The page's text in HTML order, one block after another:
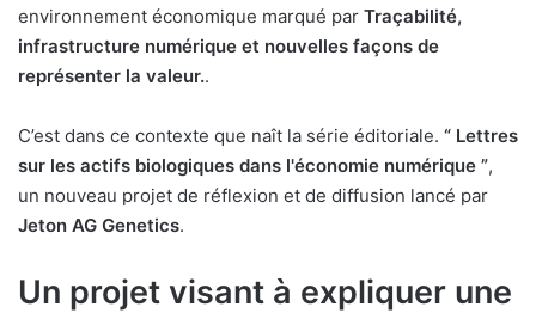
environnement économique marqué par Traçabilité,
infrastructure numérique et nouvelles façons de
représenter la valeur..
C’est dans ce contexte que naît la série éditoriale. “ Lettres
sur les actifs biologiques dans l'économie numérique ”,
un nouveau projet de réflexion et de diffusion lancé par
Jeton AG Genetics.
Un projet visant à expliquer une